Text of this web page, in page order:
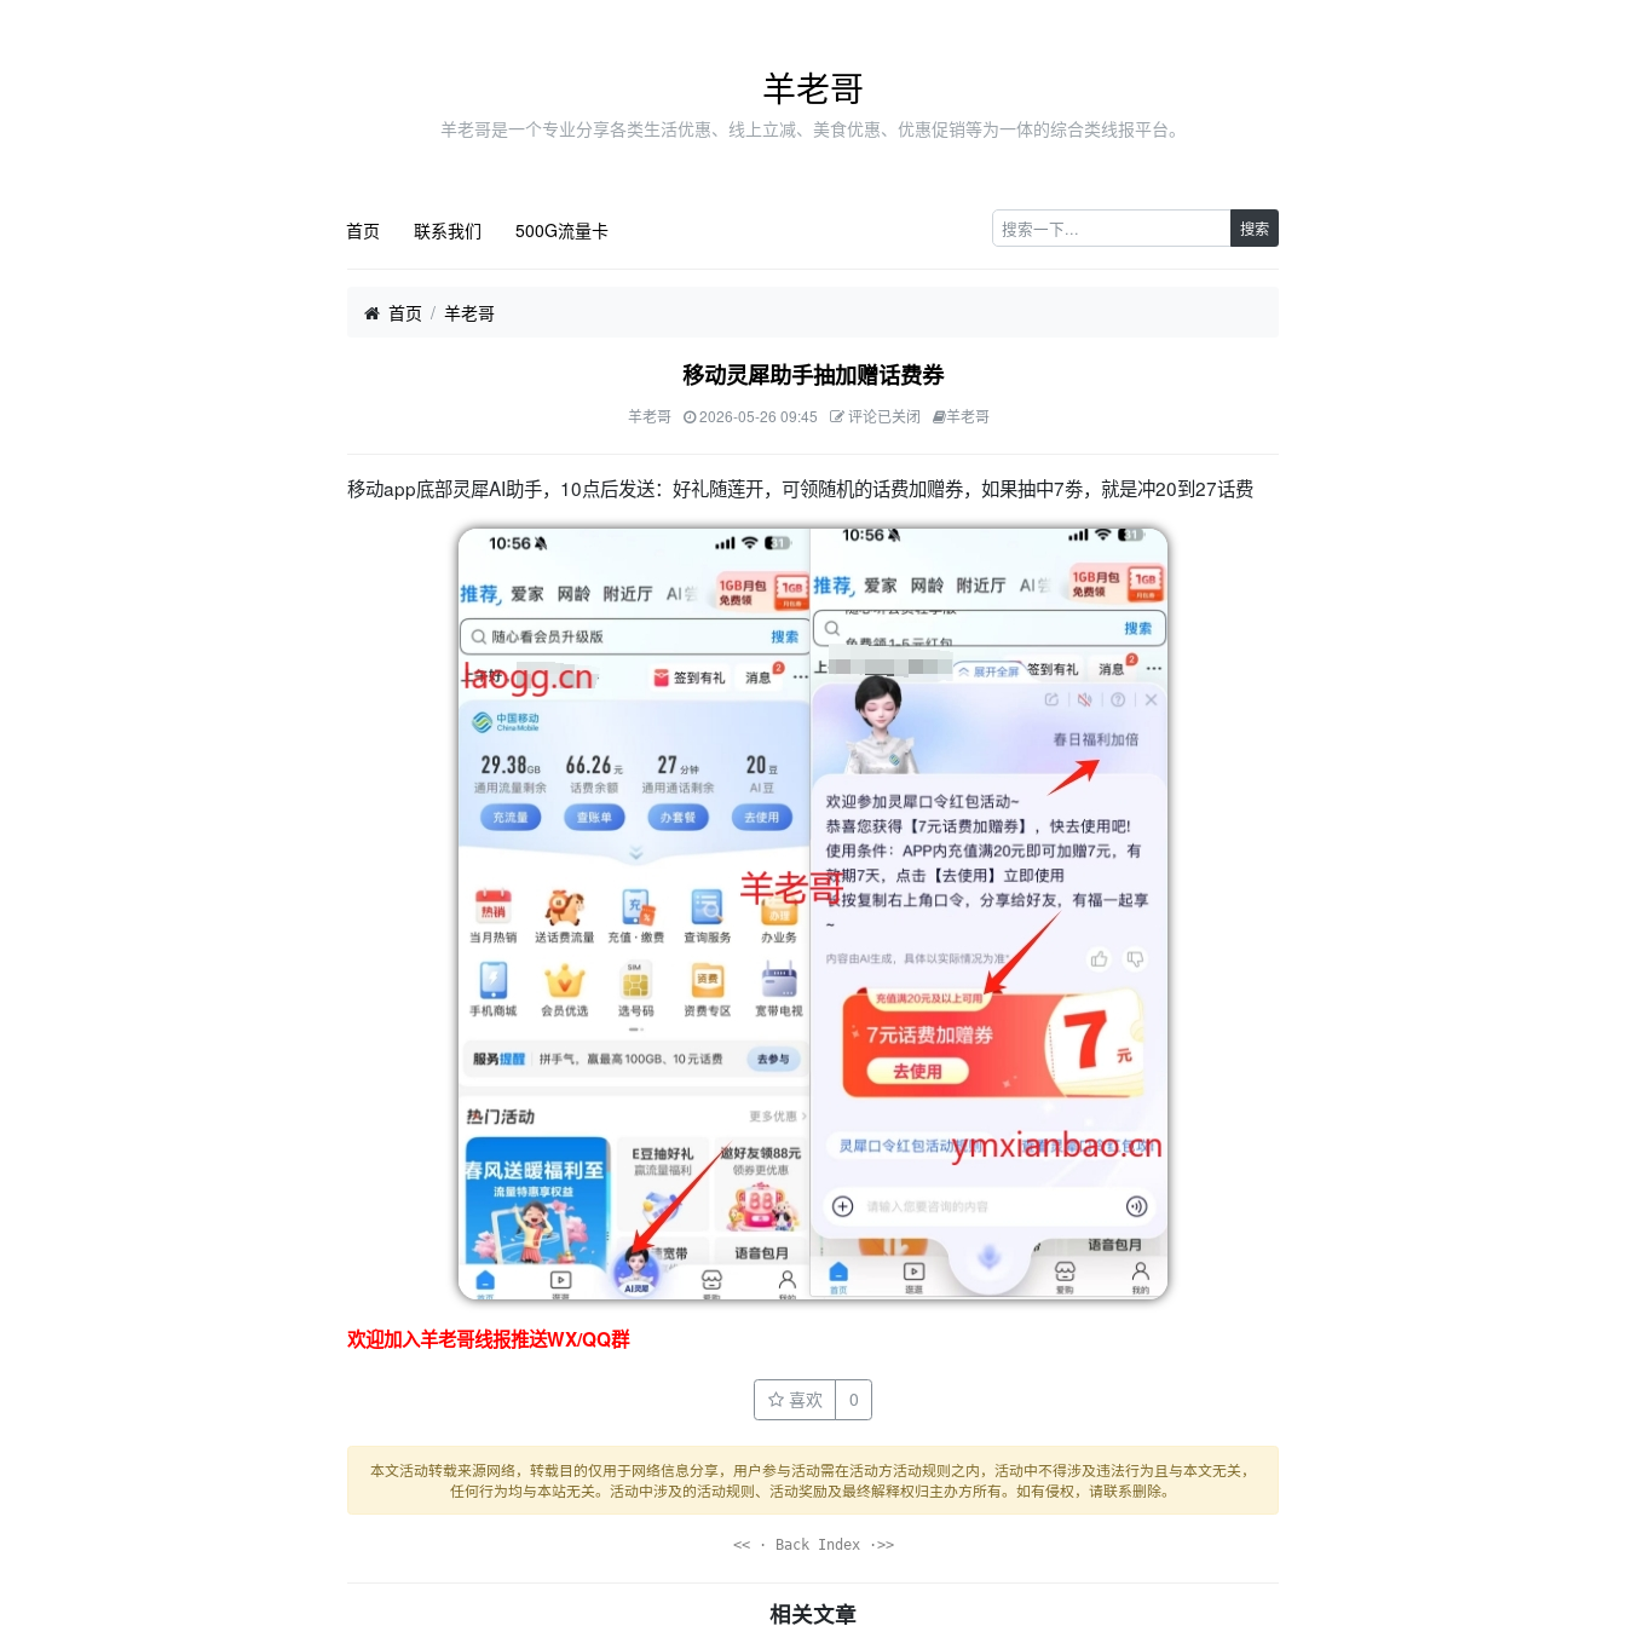
羊老哥
羊老哥是一个专业分享各类生活优惠、线上立减、美食优惠、优惠促销等为一体的综合类线报平台。
首页 联系我们 500G流量卡 搜索
首页 羊老哥
移动灵犀助手抽加赠话费券
羊老哥 2026-05-26 09:45 评论已关闭 羊老哥
移动app底部灵犀AI助手，10点后发送：好礼随莲开，可领随机的话费加赠券，如果抽中7劵，就是冲20到27话费
欢迎加入羊老哥线报推送WX/QQ群
喜欢 0
本文活动转载来源网络，转载目的仅用于网络信息分享，用户参与活动需在活动方活动规则之内，活动中不得涉及违法行为且与本文无关，
任何行为均与本站无关。活动中涉及的活动规则、活动奖励及最终解释权归主办方所有。如有侵权，请联系删除。
<< · Back Index ·>>
相关文章